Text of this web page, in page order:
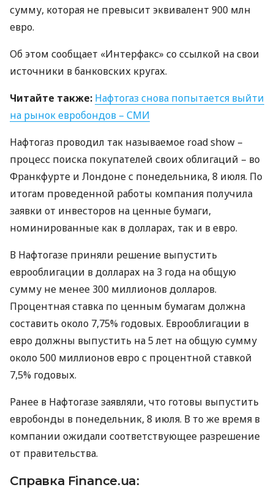
сумму, которая не превысит эквивалент 900 млн
евро.
Об этом сообщает «Интерфакс» со ссылкой на свои
источники в банковских кругах.
Читайте также: Нафтогаз снова попытается выйти
на рынок евробондов – СМИ
Нафтогаз проводил так называемое road show –
процесс поиска покупателей своих облигаций – во
Франкфурте и Лондоне с понедельника, 8 июля. По
итогам проведенной работы компания получила
заявки от инвесторов на ценные бумаги,
номинированные как в долларах, так и в евро.
В Нафтогазе приняли решение выпустить
еврооблигации в долларах на 3 года на общую
сумму не менее 300 миллионов долларов.
Процентная ставка по ценным бумагам должна
составить около 7,75% годовых. Еврооблигации в
евро должны выпустить на 5 лет на общую сумму
около 500 миллионов евро с процентной ставкой
7,5% годовых.
Ранее в Нафтогазе заявляли, что готовы выпустить
евробонды в понедельник, 8 июля. В то же время в
компании ожидали соответствующее разрешение
от правительства.
Справка Finance.ua: